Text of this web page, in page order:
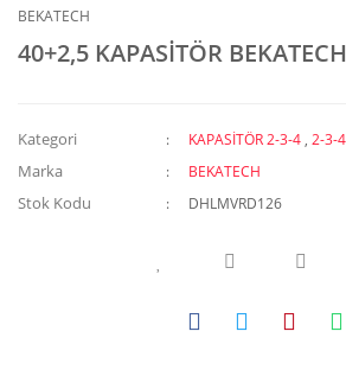
BEKATECH
40+2,5 KAPASİTÖR BEKATECH
Kategori KAPASİTÖR 2-3-4 ,2-3-
Marka BEKATECH
Stok Kodu DHLMVRD126